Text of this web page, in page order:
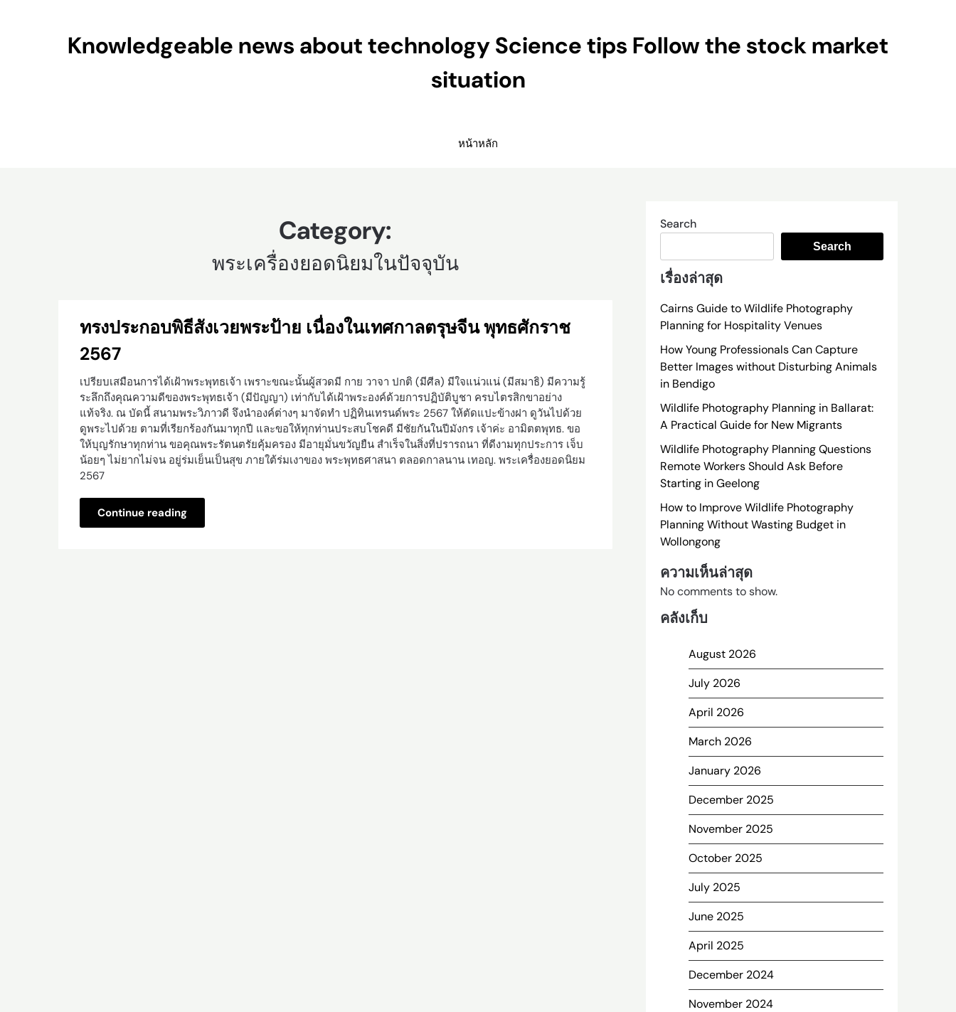
Knowledgeable news about technology Science tips Follow the stock market
situation
หน้าหลัก
Category:
พระเครื่องยอดนิยมในปัจจุบัน
ทรงประกอบพิธีสังเวยพระป้าย เนื่องในเทศกาลตรุษจีน พุทธศักราช
2567
เปรียบเสมือนการได้เฝ้าพระพุทธเจ้า เพราะขณะนั้นผู้สวดมี กาย วาจา ปกติ (มีศีล) มีใจแน่วแน่ (มีสมาธิ) มีความรู้
ระลึกถึงคุณความดีของพระพุทธเจ้า (มีปัญญา) เท่ากับได้เฝ้าพระองค์ด้วยการปฏิบัติบูชา ครบไตรสิกขาอย่าง
แท้จริง. ณ บัดนี้ สนามพระวิภาวดี จึงนำองค์ต่างๆ มาจัดทำ ปฏิทินเทรนด์พระ 2567 ให้ตัดแปะข้างฝา ดูวันไปด้วย
ดูพระไปด้วย ตามที่เรียกร้องกันมาทุกปี และขอให้ทุกท่านประสบโชคดี มีชัยกันในปีมังกร เจ้าค่ะ อามิตตพุทธ. ขอ
ให้บุญรักษาทุกท่าน ขอคุณพระรัตนตรัยคุ้มครอง มีอายุมั่นขวัญยืน สําเร็จในสิ่งที่ปรารถนา ที่ดีงามทุกประการ เจ็บ
น้อยๆ ไม่ยากไม่จน อยู่ร่มเย็นเป็นสุข ภายใต้ร่มเงาของ พระพุทธศาสนา ตลอดกาลนาน เทอญ. พระเครื่องยอดนิยม
2567
Continue reading
Search
Search
เรื่องล่าสุด
Cairns Guide to Wildlife Photography
Planning for Hospitality Venues
How Young Professionals Can Capture
Better Images without Disturbing Animals
in Bendigo
Wildlife Photography Planning in Ballarat:
A Practical Guide for New Migrants
Wildlife Photography Planning Questions
Remote Workers Should Ask Before
Starting in Geelong
How to Improve Wildlife Photography
Planning Without Wasting Budget in
Wollongong
ความเห็นล่าสุด
No comments to show.
คลังเก็บ
August 2026
July 2026
April 2026
March 2026
January 2026
December 2025
November 2025
October 2025
July 2025
June 2025
April 2025
December 2024
November 2024